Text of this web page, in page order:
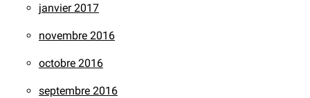
janvier 2017
novembre 2016
octobre 2016
septembre 2016